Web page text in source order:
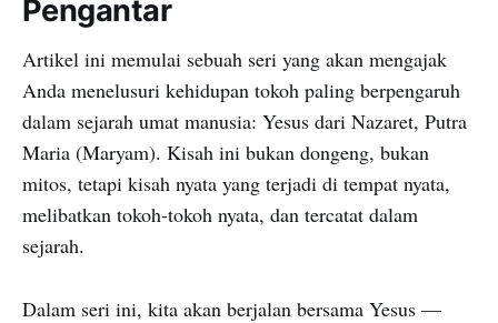
Pengantar
Artikel ini memulai sebuah seri yang akan mengajak
Anda menelusuri kehidupan tokoh paling berpengaruh
dalam sejarah umat manusia: Yesus dari Nazaret, Putra
Maria (Maryam). Kisah ini bukan dongeng, bukan
mitos, tetapi kisah nyata yang terjadi di tempat nyata,
melibatkan tokoh-tokoh nyata, dan tercatat dalam
sejarah.
Dalam seri ini, kita akan berjalan bersama Yesus —